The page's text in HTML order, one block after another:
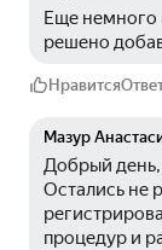
Еще немного
решено
Нравится
Мазур
Добрый день,
Остались не
процедур и